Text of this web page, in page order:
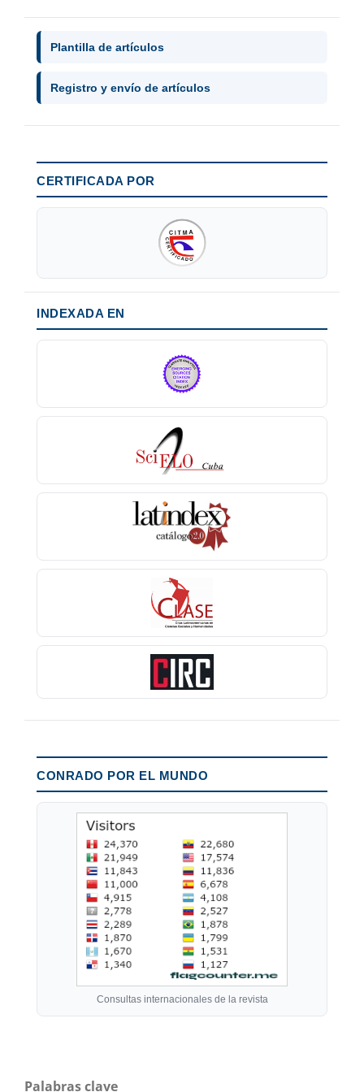
Plantilla de artículos
Registro y envío de artículos
CERTIFICADA POR
INDEXADA EN
CONRADO POR EL MUNDO
Consultas internacionales de la revista
Palabras clave